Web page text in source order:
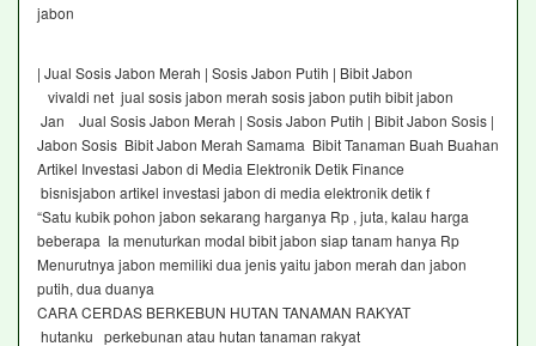
jabon
| Jual Sosis Jabon Merah | Sosis Jabon Putih | Bibit Jabon
vivaldi net jual sosis jabon merah sosis jabon putih bibit jabon
Jan Jual Sosis Jabon Merah | Sosis Jabon Putih | Bibit Jabon Sosis |
Jabon Sosis Bibit Jabon Merah Samama Bibit Tanaman Buah Buahan
Artikel Investasi Jabon di Media Elektronik Detik Finance
bisnisjabon artikel investasi jabon di media elektronik detik f
“Satu kubik pohon jabon sekarang harganya Rp , juta, kalau harga
beberapa Ia menuturkan modal bibit jabon siap tanam hanya Rp
Menurutnya jabon memiliki dua jenis yaitu jabon merah dan jabon
putih, dua duanya
CARA CERDAS BERKEBUN HUTAN TANAMAN RAKYAT
hutanku perkebunan atau hutan tanaman rakyat